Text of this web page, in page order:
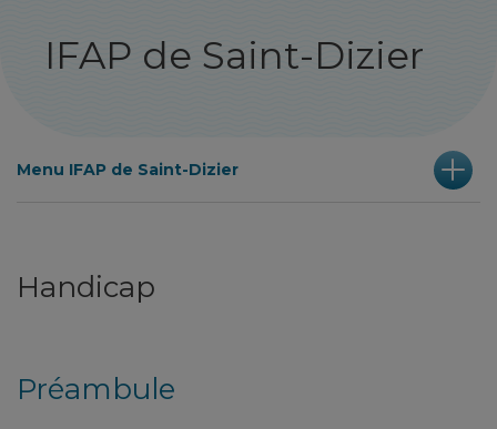
IFAP de Saint-Dizier
Menu IFAP de Saint-Dizier
Handicap
Préambule